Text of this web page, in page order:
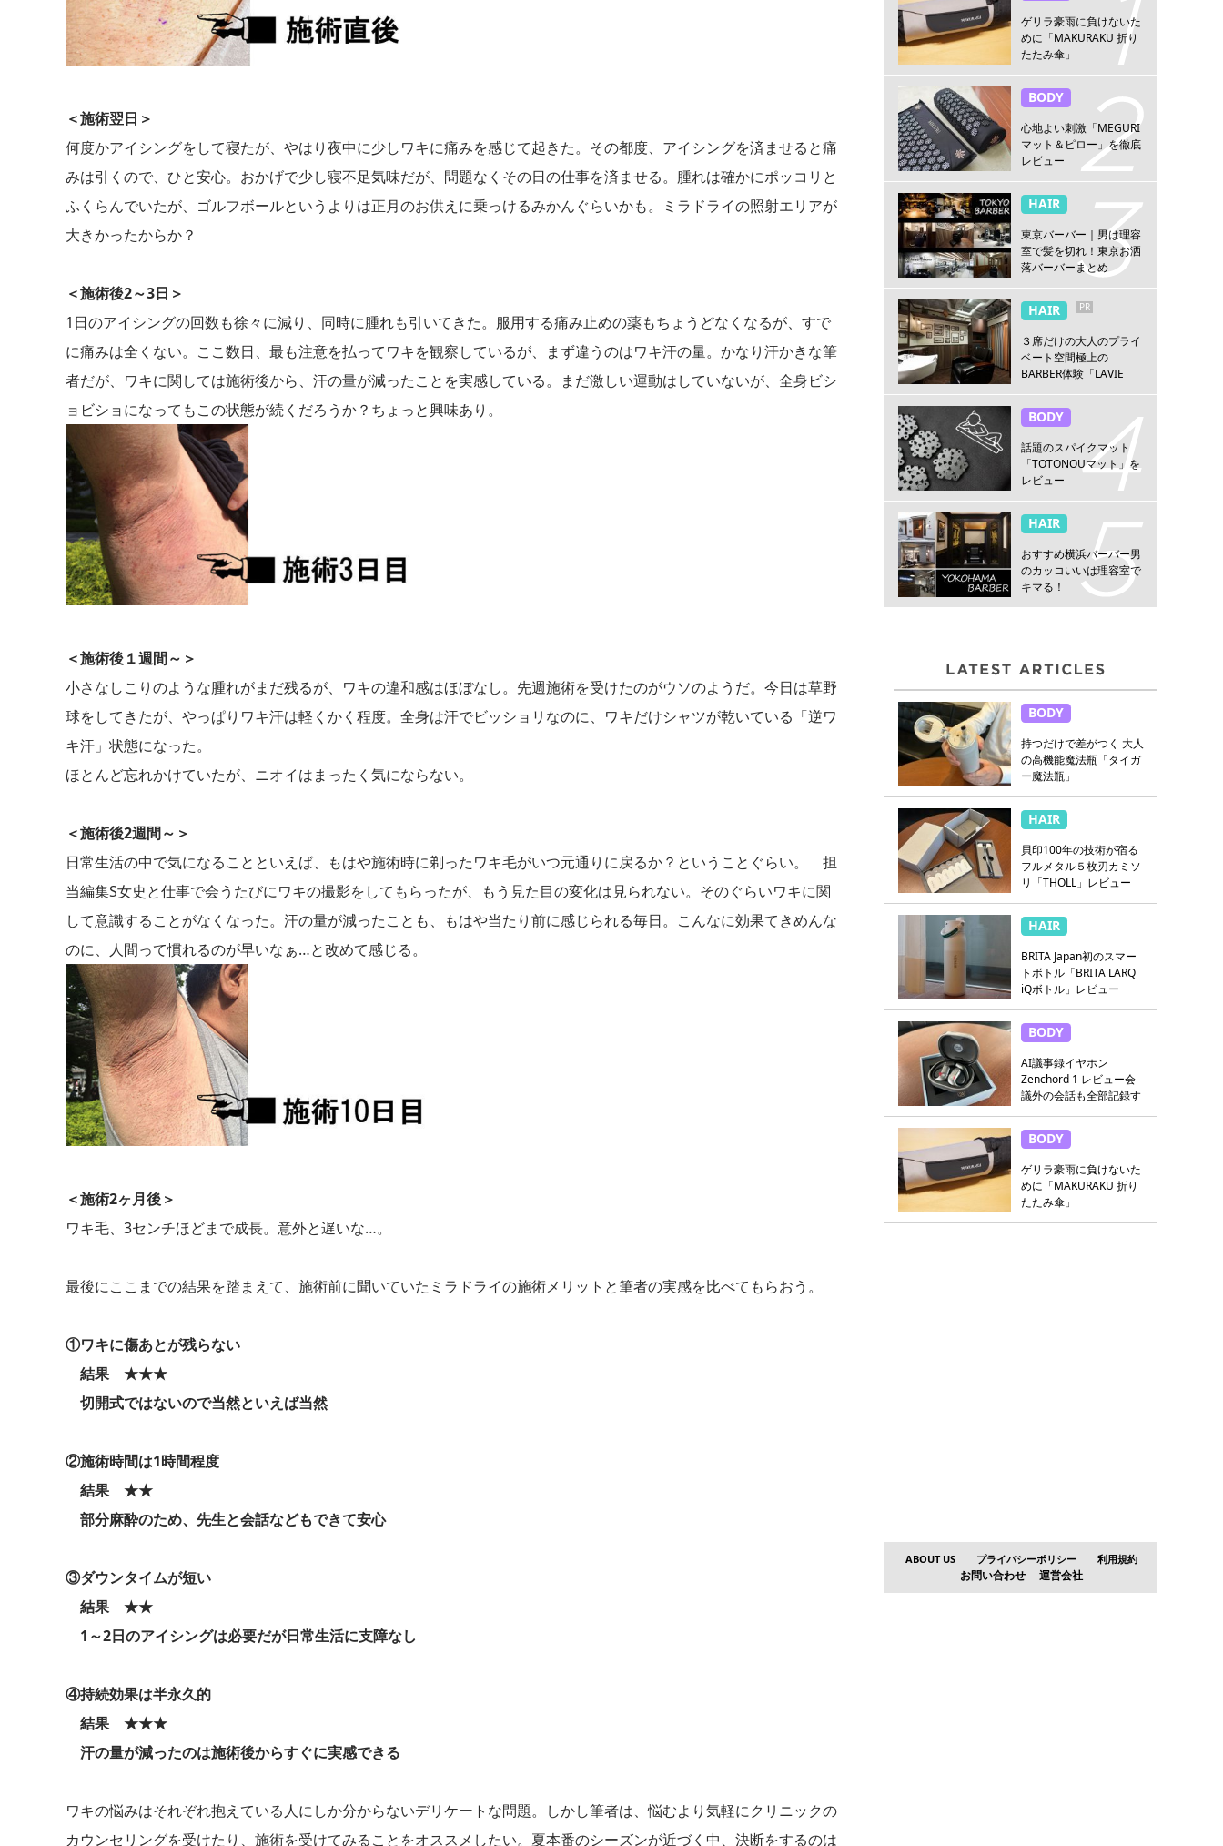
＜施術翌日＞
何度かアイシングをして寝たが、やはり夜中に少しワキに痛みを感じて起きた。その都度、アイシングを済ませると痛
みは引くので、ひと安心。おかげで少し寝不足気味だが、問題なくその日の仕事を済ませる。腫れは確かにポッコリと
ふくらんでいたが、ゴルフボールというよりは正月のお供えに乗っけるみかんぐらいかも。ミラドライの照射エリアが
大きかったからか？
＜施術後2～3日＞
1日のアイシングの回数も徐々に減り、同時に腫れも引いてきた。服用する痛み止めの薬もちょうどなくなるが、すで
に痛みは全くない。ここ数日、最も注意を払ってワキを観察しているが、まず違うのはワキ汗の量。かなり汗かきな筆
者だが、ワキに関しては施術後から、汗の量が減ったことを実感している。まだ激しい運動はしていないが、全身ビシ
ョビショになってもこの状態が続くだろうか？ちょっと興味あり。
＜施術後１週間～＞
小さなしこりのような腫れがまだ残るが、ワキの違和感はほぼなし。先週施術を受けたのがウソのようだ。今日は草野
球をしてきたが、やっぱりワキ汗は軽くかく程度。全身は汗でビッショリなのに、ワキだけシャツが乾いている「逆ワ
キ汗」状態になった。
ほとんど忘れかけていたが、ニオイはまったく気にならない。
＜施術後2週間～＞
日常生活の中で気になることといえば、もはや施術時に剃ったワキ毛がいつ元通りに戻るか？ということぐらい。 担
当編集S女史と仕事で会うたびにワキの撮影をしてもらったが、もう見た目の変化は見られない。そのぐらいワキに関
して意識することがなくなった。汗の量が減ったことも、もはや当たり前に感じられる毎日。こんなに効果てきめんな
のに、人間って慣れるのが早いなぁ…と改めて感じる。
＜施術2ヶ月後＞
ワキ毛、3センチほどまで成長。意外と遅いな…。
最後にここまでの結果を踏まえて、施術前に聞いていたミラドライの施術メリットと筆者の実感を比べてもらおう。
①ワキに傷あとが残らない
結果 ★★★
切開式ではないので当然といえば当然
②施術時間は1時間程度
結果 ★★
部分麻酔のため、先生と会話などもできて安心
③ダウンタイムが短い
結果 ★★
1～2日のアイシングは必要だが日常生活に支障なし
④持続効果は半永久的
結果 ★★★
汗の量が減ったのは施術後からすぐに実感できる
ワキの悩みはそれぞれ抱えている人にしか分からないデリケートな問題。しかし筆者は、悩むより気軽にクリニックの
カウンセリングを受けたり、施術を受けてみることをオススメしたい。夏本番のシーズンが近づく中、決断をするのは
ゲリラ豪雨に負けないた
めに「MAKURAKU 折り
たたみ傘」
BODY
心地よい刺激「MEGURI
マット＆ピロー」を徹底
レビュー
HAIR
東京バーバー｜男は理容
室で髪を切れ！東京お洒
落バーバーまとめ
HAIR PR
３席だけの大人のプライ
ベート空間極上の
BARBER体験「LAVIE
BARBER HANARE新宿
店」
BODY
話題のスパイクマット
「TOTONOUマット」を
レビュー
HAIR
おすすめ横浜バーバー男
のカッコいいは理容室で
キマる！
BODY
持つだけで差がつく 大人
の高機能魔法瓶「タイガ
ー魔法瓶」
HAIR
貝印100年の技術が宿る
フルメタル５枚刃カミソ
リ「THOLL」レビュー
HAIR
BRITA Japan初のスマー
トボトル「BRITA LARQ
iQボトル」レビュー
BODY
AI議事録イヤホン
Zenchord 1 レビュー会
議外の会話も全部記録す
BODY
ゲリラ豪雨に負けないた
めに「MAKURAKU 折り
たたみ傘」
ABOUT US プライバシーポリシー 利用規約
お問い合わせ 運営会社